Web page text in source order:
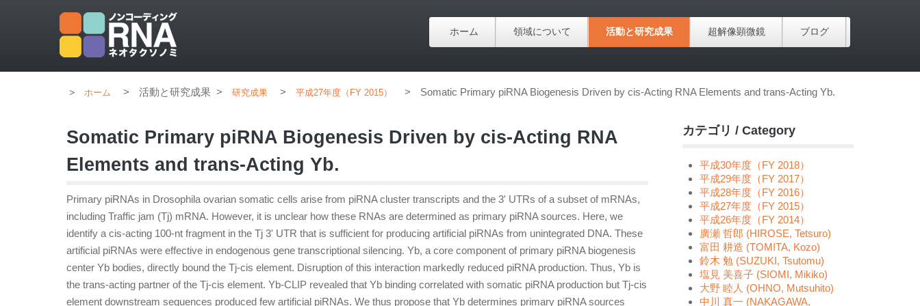
ホーム 領域について 活動と研究成果 超解像顕微鏡 ブログ
ホーム > 活動と研究成果 > 研究成果 > 平成27年度（FY 2015） > Somatic Primary piRNA Biogenesis Driven by cis-Acting RNA Elements and trans-Acting Yb.
Somatic Primary piRNA Biogenesis Driven by cis-Acting RNA
Elements and trans-Acting Yb.
Primary piRNAs in Drosophila ovarian somatic cells arise from piRNA cluster transcripts and the 3' UTRs of a subset of mRNAs,
including Traffic jam (Tj) mRNA. However, it is unclear how these RNAs are determined as primary piRNA sources. Here, we
identify a cis-acting 100-nt fragment in the Tj 3' UTR that is sufficient for producing artificial piRNAs from unintegrated DNA. These
artificial piRNAs were effective in endogenous gene transcriptional silencing. Yb, a core component of primary piRNA biogenesis
center Yb bodies, directly bound the Tj-cis element. Disruption of this interaction markedly reduced piRNA production. Thus, Yb is
the trans-acting partner of the Tj-cis element. Yb-CLIP revealed that Yb binding correlated with somatic piRNA production but Tj-cis
element downstream sequences produced few artificial piRNAs. We thus propose that Yb determines primary piRNA sources
カテゴリ / Category
平成30年度（FY 2018）
平成29年度（FY 2017）
平成28年度（FY 2016）
平成27年度（FY 2015）
平成26年度（FY 2014）
廣瀬 哲郎 (HIROSE, Tetsuro)
富田 耕造 (TOMITA, Kozo)
鈴木 勉 (SUZUKI, Tsutomu)
塩見 美喜子 (SIOMI, Mikiko)
大野 睦人 (OHNO, Mutsuhito)
中川 真一 (NAKAGAWA,